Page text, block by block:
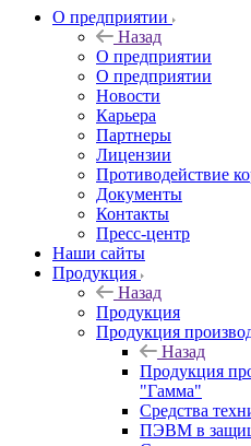
О предприятии
Назад
О предприятии
О предприятии
Новости
Карьера
Партнеры
Лицензии
Противодействие
Документы
Контакты
Пресс-центр
Наши сайты
Продукция
Назад
Продукция
Продукция
Назад
Продукция
"Гамма"
Средства
ПЭВМ в